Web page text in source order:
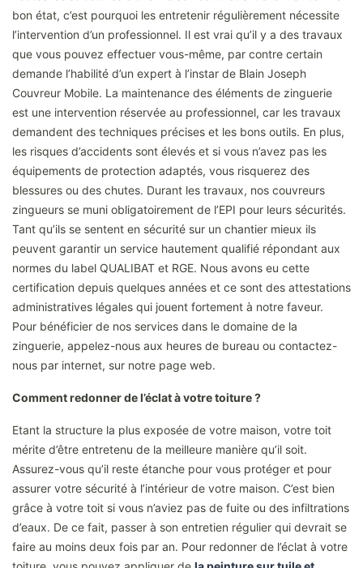
bon état, c’est pourquoi les entretenir régulièrement nécessite
l’intervention d’un professionnel. Il est vrai qu’il y a des travaux
que vous pouvez effectuer vous-même, par contre certain
demande l’habilité d’un expert à l’instar de Blain Joseph
Couvreur Mobile. La maintenance des éléments de zinguerie
est une intervention réservée au professionnel, car les travaux
demandent des techniques précises et les bons outils. En plus,
les risques d’accidents sont élevés et si vous n’avez pas les
équipements de protection adaptés, vous risquerez des
blessures ou des chutes. Durant les travaux, nos couvreurs
zingueurs se muni obligatoirement de l’EPI pour leurs sécurités.
Tant qu’ils se sentent en sécurité sur un chantier mieux ils
peuvent garantir un service hautement qualifié répondant aux
normes du label QUALIBAT et RGE. Nous avons eu cette
certification depuis quelques années et ce sont des attestations
administratives légales qui jouent fortement à notre faveur.
Pour bénéficier de nos services dans le domaine de la
zinguerie, appelez-nous aux heures de bureau ou contactez-
nous par internet, sur notre page web.
Comment redonner de l’éclat à votre toiture ?
Etant la structure la plus exposée de votre maison, votre toit
mérite d’être entretenu de la meilleure manière qu’il soit.
Assurez-vous qu’il reste étanche pour vous protéger et pour
assurer votre sécurité à l’intérieur de votre maison. C’est bien
grâce à votre toit si vous n’aviez pas de fuite ou des infiltrations
d’eaux. De ce fait, passer à son entretien régulier qui devrait se
faire au moins deux fois par an. Pour redonner de l’éclat à votre